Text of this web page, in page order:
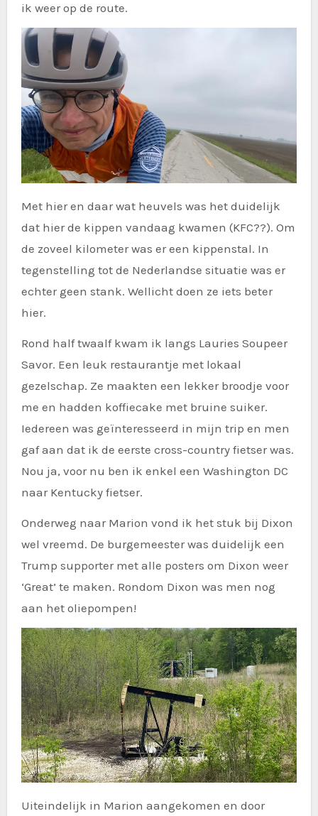
ik weer op de route.
Met hier en daar wat heuvels was het duidelijk
dat hier de kippen vandaag kwamen (KFC??). Om
de zoveel kilometer was er een kippenstal. In
tegenstelling tot de Nederlandse situatie was er
echter geen stank. Wellicht doen ze iets beter
hier.
Rond half twaalf kwam ik langs Lauries Soupeer
Savor. Een leuk restaurantje met lokaal
gezelschap. Ze maakten een lekker broodje voor
me en hadden koffiecake met bruine suiker.
Iedereen was geïnteresseerd in mijn trip en men
gaf aan dat ik de eerste cross-country fietser was.
Nou ja, voor nu ben ik enkel een Washington DC
naar Kentucky fietser.
Onderweg naar Marion vond ik het stuk bij Dixon
wel vreemd. De burgemeester was duidelijk een
Trump supporter met alle posters om Dixon weer
‘Great’ te maken. Rondom Dixon was men nog
aan het oliepompen!
Uiteindelijk in Marion aangekomen en door